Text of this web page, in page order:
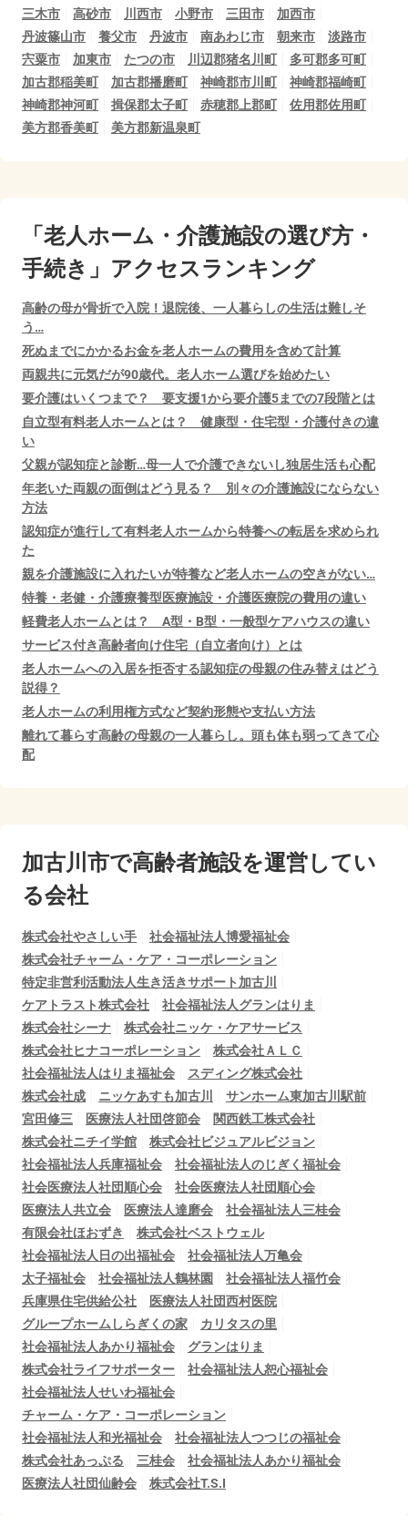
三木市
高砂市 川西市 小野市 三田市
加西市
丹波篠山市
養父市 丹波市 南あわじ市 朝来市
淡路市
宍粟市
加東市 たつの市 川辺郡猪名川町
多可郡多可町
加古郡稲美町
加古郡播磨町 神崎郡市川町
神崎郡福崎町
神崎郡神河町
揖保郡太子町 赤穂郡上郡町
佐用郡佐用町
美方郡香美町
美方郡新温泉町
「老人ホーム・介護施設の選び方・
手続き」アクセスランキング
高齢の母が骨折で入院！退院後、一人暮らしの生活は難しそ
う…
死ぬまでにかかるお金を老人ホームの費用を含めて計算
両親共に元気だが90歳代。老人ホーム選びを始めたい
要介護はいくつまで？ 要支援1から要介護5までの7段階とは
自立型有料老人ホームとは？ 健康型・住宅型・介護付きの違
い
父親が認知症と診断…母一人で介護できないし独居生活も心配
年老いた両親の面倒はどう見る？ 別々の介護施設にならない
方法
認知症が進行して有料老人ホームから特養への転居を求められ
た
親を介護施設に入れたいが特養など老人ホームの空きがない…
特養・老健・介護療養型医療施設・介護医療院の費用の違い
軽費老人ホームとは？ A型・B型・一般型ケアハウスの違い
サービス付き高齢者向け住宅（自立者向け）とは
老人ホームへの入居を拒否する認知症の母親の住み替えはどう
説得？
老人ホームの利用権方式など契約形態や支払い方法
離れて暮らす高齢の母親の一人暮らし。頭も体も弱ってきて心
配
加古川市で高齢者施設を運営してい
る会社
株式会社やさしい手
社会福祉法人博愛福祉会
株式会社チャーム・ケア・コーポレーション
特定非営利活動法人生き活きサポート加古川
ケアトラスト株式会社
社会福祉法人グランはりま
株式会社シーナ
株式会社ニッケ・ケアサービス
株式会社ヒナコーポレーション
株式会社ＡＬＣ
社会福祉法人はりま福祉会
スディング株式会社
株式会社成
ニッケあすも加古川
サンホーム東加古川駅前
宮田修三
医療法人社団啓節会
関西鉄工株式会社
株式会社ニチイ学館
株式会社ビジュアルビジョン
社会福祉法人兵庫福祉会
社会福祉法人のじぎく福祉会
社会医療法人社団順心会
社会医療法人社団順心会
医療法人共立会
医療法人達磨会
社会福祉法人三桂会
有限会社ほおずき
株式会社ベストウェル
社会福祉法人日の出福祉会
社会福祉法人万亀会
太子福祉会
社会福祉法人鶴林園
社会福祉法人福竹会
兵庫県住宅供給公社
医療法人社団西村医院
グループホームしらぎくの家
カリタスの里
社会福祉法人あかり福祉会
グランはりま
株式会社ライフサポーター
社会福祉法人恕心福祉会
社会福祉法人せいわ福祉会
チャーム・ケア・コーポレーション
社会福祉法人和光福祉会
社会福祉法人つつじの福祉会
株式会社あっぷる
三桂会
社会福祉法人あかり福祉会
医療法人社団仙齢会
株式会社T.S.I